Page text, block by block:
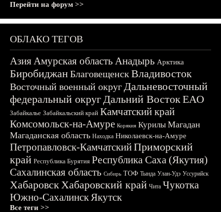
Перейти на форум >>
ОБЛАКО ТЕГОВ
АзияАмурская область Анадырь Арктика
БиробиджанБлаговещенскВладивосток
Восточный военный округДальневосточный
федеральный округДальний ВостокЕАО
Забайкалье Забайкальский край Камчатский край
Комсомольск-на-Амуре Корякия Курилы Магадан
Магаданская область Находка Николаевск-на-Амуре
Петропавловск-КамчатскийПриморский
край Республика Бурятия Республика Саха (Якутия)
Сахалинская область Сибирь ТОФ Тында Улан-Удэ Уссурийск
ХабаровскХабаровский край Чита Чукотка
Южно-СахалинскЯкутск
Все теги >>